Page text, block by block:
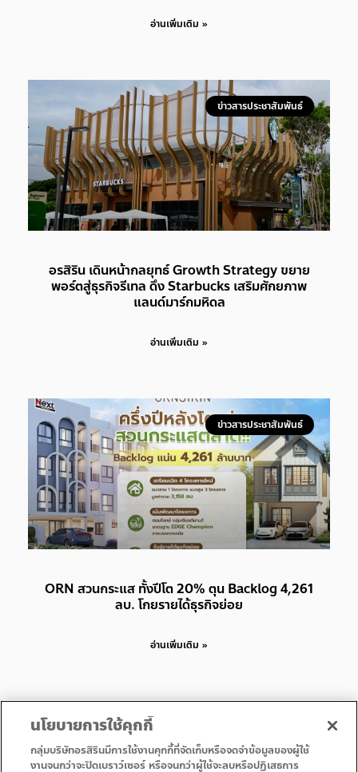
อ่านเพิ่มเติม »
ข่าวสารประชาสัมพันธ์
อรสิริน เดินหน้ากลยุทธ์ Growth Strategy ขยาย
พอร์ตสู่ธุรกิจรีเทล ดึง Starbucks เสริมศักยภาพ
แลนด์มาร์กมหิดล
อ่านเพิ่มเติม »
ข่าวสารประชาสัมพันธ์
ORN สวนกระแส ทั้งปีโต 20% ตุน Backlog 4,261
ลบ. โกยรายได้ธุรกิจย่อย
อ่านเพิ่มเติม »
นโยบายการใช้คุกกี้
กลุ่มบริษัทอรสิรินมีการใช้งานคุกกี้ที่จัดเก็บหรือจดจำข้อมูลของผู้ใช้
งานจนกว่าจะปิดเบราว์เซอร์ หรือจนกว่าผู้ใช้จะลบหรือปฏิเสธการ